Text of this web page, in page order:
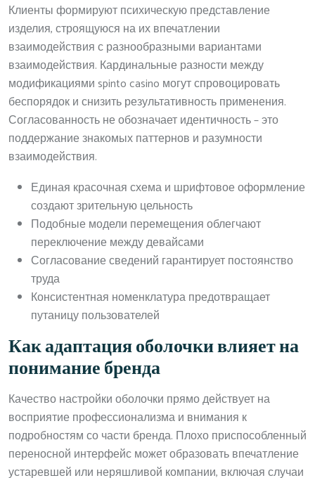
Клиенты формируют психическую представление
изделия, строящуюся на их впечатлении
взаимодействия с разнообразными вариантами
взаимодействия. Кардинальные разности между
модификациями spinto casino могут спровоцировать
беспорядок и снизить результативность применения.
Согласованность не обозначает идентичность – это
поддержание знакомых паттернов и разумности
взаимодействия.
Единая красочная схема и шрифтовое оформление
создают зрительную цельность
Подобные модели перемещения облегчают
переключение между девайсами
Согласование сведений гарантирует постоянство
труда
Консистентная номенклатура предотвращает
путаницу пользователей
Как адаптация оболочки влияет на
понимание бренда
Качество настройки оболочки прямо действует на
восприятие профессионализма и внимания к
подробностям со части бренда. Плохо приспособленный
переносной интерфейс может образовать впечатление
устаревшей или неряшливой компании, включая случаи